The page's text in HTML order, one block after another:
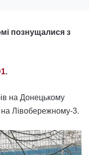
познущалися з
.
на Донецькому
Лівобережному-3.